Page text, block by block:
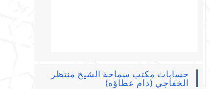
حسابات مكتب سماحة الشيخ منتظر
الخفاجي (دام عطاؤه)